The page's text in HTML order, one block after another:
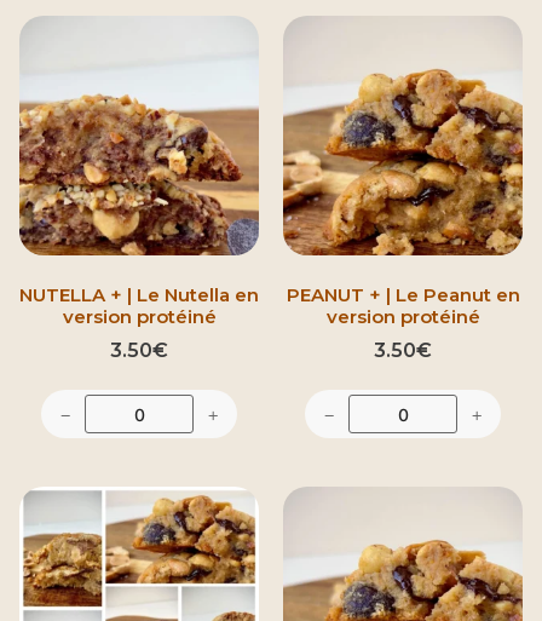
Faites vous plaisir
NUTELLA + | Le Nutella en
version protéiné
3.50€
− +
PEANUT + | Le Peanut en
version protéiné
3.50€
− +